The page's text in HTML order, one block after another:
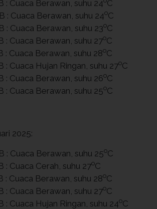
: Cuaca Berawan, suhu 24 C
: Cuaca Berawan, suhu 24oC
: Cuaca Berawan, suhu 23oC
: Cuaca Berawan, suhu 27oC
: Cuaca Berawan, suhu 28oC
: Cuaca Hujan Ringan, suhu 27oC
: Cuaca Berawan, suhu 26oC
: Cuaca Berawan, suhu 25oC
2025:
: Cuaca Berawan, suhu 25oC
: Cuaca Cerah, suhu 27oC
: Cuaca Berawan, suhu 28oC
: Cuaca Berawan, suhu 27oC
: Cuaca Hujan Ringan, suhu 24oC